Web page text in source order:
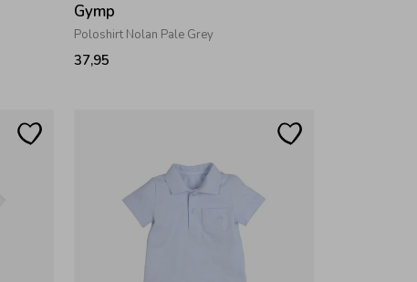
Gymp
Poloshirt Nolan Pale Grey
37,95